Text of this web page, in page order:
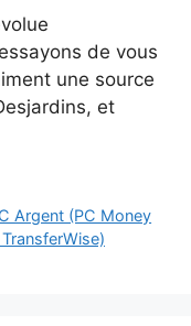
de vous
une source
et
Argent (PC Money